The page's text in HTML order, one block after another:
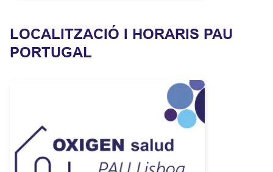
LOCALITZACIÓ I HORARIS PAU
PORTUGAL